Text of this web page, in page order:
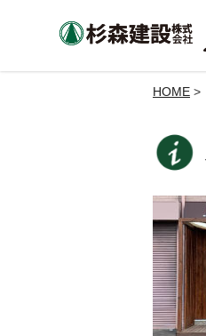
HOME >